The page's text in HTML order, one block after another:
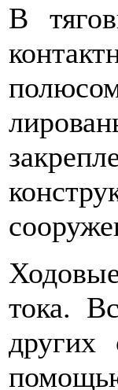
В
тока.
других